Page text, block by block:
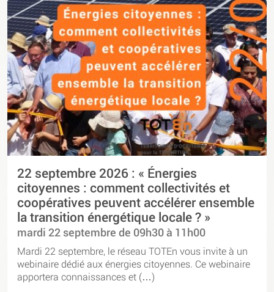
22 septembre 2026 : « Énergies
citoyennes : comment collectivités et
coopératives peuvent accélérer ensemble
la transition énergétique locale ? »
mardi 22 septembre de 09h30 à 11h00
Mardi 22 septembre, le réseau TOTEn vous invite à un
webinaire dédié aux énergies citoyennes. Ce webinaire
apportera connaissances et (…)